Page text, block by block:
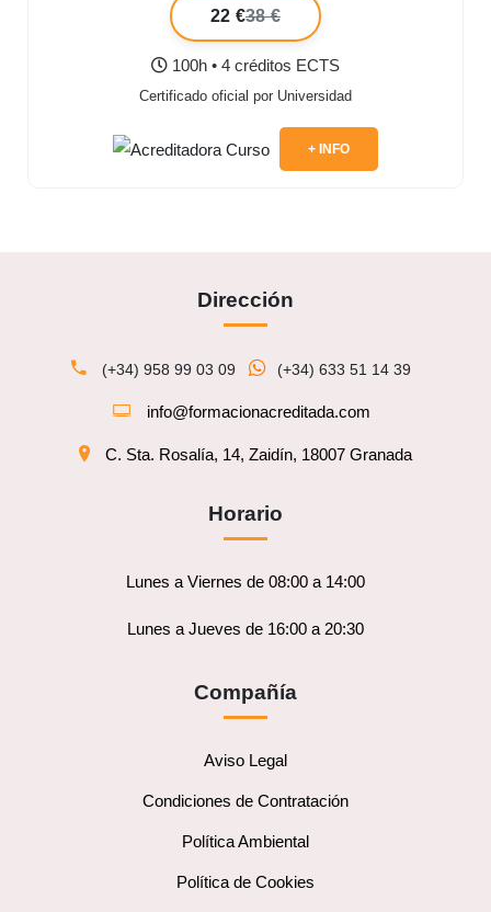
22 €38 €
100h • 4 créditos ECTS
Certificado oficial por Universidad
+ INFO
Dirección
(+34) 958 99 03 09 (+34) 633 51 14 39
info@formacionacreditada.com
C. Sta. Rosalía, 14, Zaidín, 18007 Granada
Horario
Lunes a Viernes de 08:00 a 14:00
Lunes a Jueves de 16:00 a 20:30
Compañía
Aviso Legal
Condiciones de Contratación
Política Ambiental
Política de Cookies